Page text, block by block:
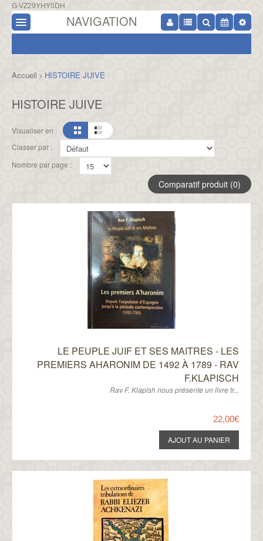
G-VZ29YHY0DH
NAVIGATION
Accueil > HISTOIRE JUIVE
HISTOIRE JUIVE
Visualiser en :
Classer par :
Nombre par page :
Comparatif produit (0)
LE PEUPLE JUIF ET SES MAITRES - LES
PREMIERS AHARONIM DE 1492 À 1789 - RAV
F.KLAPISCH
Rav F. Klapish nous présente un livre tr...
22,00€